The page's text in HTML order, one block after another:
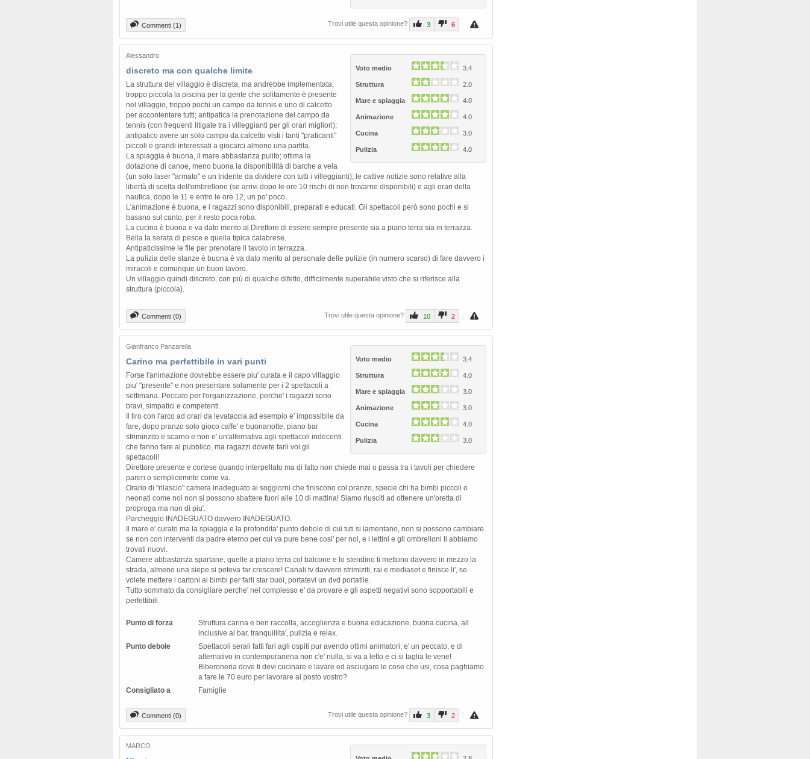
Commenti (1) Trovi utile questa opinione? 3 6
Alessandro
Voto medio
3.4
Struttura 2.0
Mare e spiaggia 4.0
Animazione 4.0
Cucina 3.0
Pulizia 4.0
discreto ma con qualche limite
La struttura del villaggio è discreta, ma andrebbe implementata;
troppo piccola la piscina per la gente che solitamente è presente
nel villaggio, troppo pochi un campo da tennis e uno di calcetto
per accontentare tutti; antipatica la prenotazione del campo da
tennis (con frequenti litigate tra i villeggianti per gli orari migliori);
antipatico avere un solo campo da calcetto visti i tanti "praticanti"
piccoli e grandi interessati a giocarci almeno una partita.
La spiaggia è buona, il mare abbastanza pulito; ottima la
dotazione di canoe, meno buona la disponibilità di barche a vela
(un solo laser "armato" e un tridente da dividere con tutti i villeggianti); le cattive notizie sono relative alla
libertà di scelta dell'ombrellone (se arrivi dopo le ore 10 rischi di non trovarne disponibili) e agli orari della
nautica, dopo le 11 e entro le ore 12, un po' poco.
L'animazione è buona, e i ragazzi sono disponibili, preparati e educati. Gli spettacoli però sono pochi e si
basano sul canto, per il resto poca roba.
La cucina è buona e va dato merito al Direttore di essere sempre presente sia a piano terra sia in terrazza.
Bella la serata di pesce e quella tipica calabrese.
Antipaticissime le file per prenotare il tavolo in terrazza.
La pulizia delle stanze è buona è va dato merito al personale delle pulizie (in numero scarso) di fare davvero i
miracoli e comunque un buon lavoro.
Un villaggio quindi discreto, con più di qualche difetto, difficilmente superabile visto che si riferisce alla
struttura (piccola).
Commenti (0) Trovi utile questa opinione? 10 2
Gianfranco Panzarella
Voto medio
3.4
Struttura 4.0
Mare e spiaggia 3.0
Animazione 3.0
Cucina 4.0
Pulizia 3.0
Carino ma perfettibile in vari punti
Forse l'animazione dovrebbe essere piu' curata e il capo villaggio
piu' "presente" e non presentare solamente per i 2 spettacoli a
settimana. Peccato per l'organizzazione, perche' i ragazzi sono
bravi, simpatici e competenti.
Il tiro con l'arco ad orari da levataccia ad esempio e' impossibile da
fare, dopo pranzo solo gioco caffe' e buonanotte, piano bar
striminzito e scarno e non e' un'alternativa agli spettacoli indecenti
che fanno fare al pubblico, ma ragazzi dovete farli voi gli
spettacoli!
Direttore presente e cortese quando interpellato ma di fatto non chiede mai o passa tra i tavoli per chiedere
pareri o semplicemnte come va.
Orario di "rilascio" camera inadeguato ai soggiorni che finiscono col pranzo, specie chi ha bimbi piccoli o
neonati come noi non si possono sbattere fuori alle 10 di mattina! Siamo riusciti ad ottenere un'oretta di
proproga ma non di piu'.
Parcheggio INADEGUATO davvero INADEGUATO.
Il mare e' curato ma la spiaggia e la profondita' punto debole di cui tuti si lamentano, non si possono cambiare
se non con interventi da padre eterno per cui va pure bene cosi' per noi, e i lettini e gli ombrelloni li abbiamo
trovati nuovi.
Camere abbastanza spartane, quelle a piano terra col balcone e lo stendino ti mettono davvero in mezzo la
strada, almeno una siepe si poteva far crescere! Canali tv davvero strimiziti, rai e mediaset e finisce li', se
volete mettere i cartoni ai bimbi per farli star buoi, portatevi un dvd portatile.
Tutto sommato da consigliare perche' nel complesso e' da provare e gli aspetti negativi sono sopportabili e
perfettibili.
Punto di forza
Struttura carina e ben raccolta, accoglienza e buona educazione, buona cucina, all
inclusive al bar, tranquillita', pulizia e relax.
Punto debole
Spettacoli serali fatti fari agli ospiti pur avendo ottimi animatori, e' un peccato, e di
alternativo in contemporanena non c'e' nulla, si va a letto e ci si taglia le vene!
Biberoneria dove ti devi cucinare e lavare ed asciugare le cose che usi, cosa paghiamo
a fare le 70 euro per lavorare al posto vostro?
Consigliato a
Famiglie
Commenti (0) Trovi utile questa opinione? 3 2
MARCO